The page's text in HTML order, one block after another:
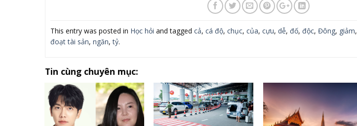
This entry was posted in Học hỏi and tagged cả, cá độ, chục, của, cựu, dễ, đố, độc, Đông, giảm,
đoạt tài sản, ngăn,tỷ.
Tin cùng chuyên mục: